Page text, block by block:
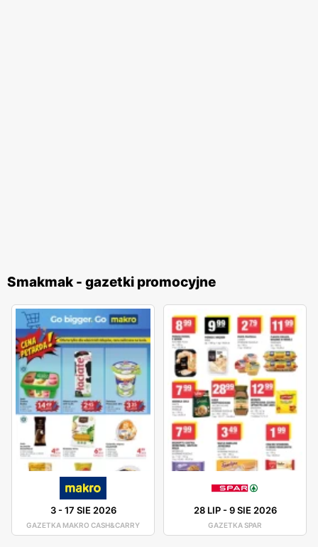
Smakmak - gazetki promocyjne
3-17 SIE 2026
GAZETKA MAKRO CASH&CARRY
28 LIP-9 SIE 2026
GAZETKA SPAR